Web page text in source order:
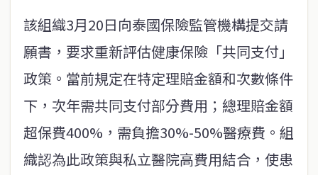
該組織3月20日向泰國保險監管機構提交請
願書，要求重新評估健康保險「共同支付」
政策。當前規定在特定理賠金額和次數條件
下，次年需共同支付部分費用；總理賠金額
超保費400%，需負擔30%-50%醫療費。組
織認為此政策與私立醫院高費用結合，使患